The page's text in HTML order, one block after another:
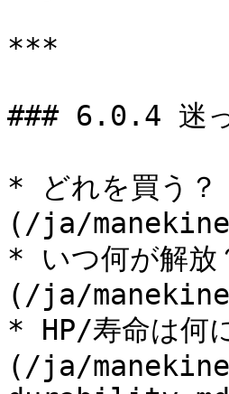
***
### 6.0.4 迷
* どれを買う
(/ja/
* いつ何が解
(/ja/
* HP/寿命は
(/ja/